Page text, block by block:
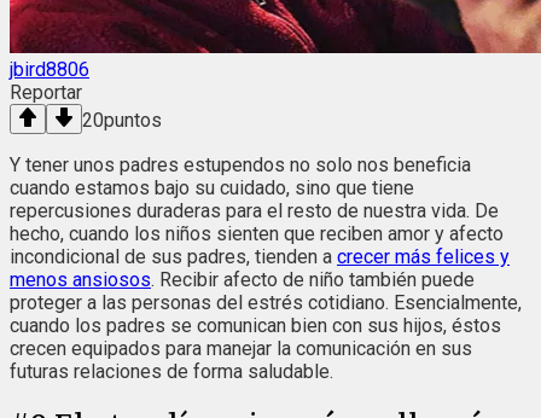
jbird8806
Reportar
20puntos
Y tener unos padres estupendos no solo nos beneficia
cuando estamos bajo su cuidado, sino que tiene
repercusiones duraderas para el resto de nuestra vida. De
hecho, cuando los niños sienten que reciben amor y afecto
incondicional de sus padres, tienden a crecer más felices y
menos ansiosos. Recibir afecto de niño también puede
proteger a las personas del estrés cotidiano. Esencialmente,
cuando los padres se comunican bien con sus hijos, éstos
crecen equipados para manejar la comunicación en sus
futuras relaciones de forma saludable.